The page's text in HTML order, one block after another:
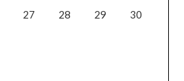
27 28 29 30